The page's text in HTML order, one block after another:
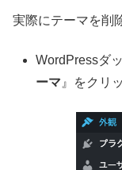
実際にテーマを削
WordPressダ
ーマ 』をクリ